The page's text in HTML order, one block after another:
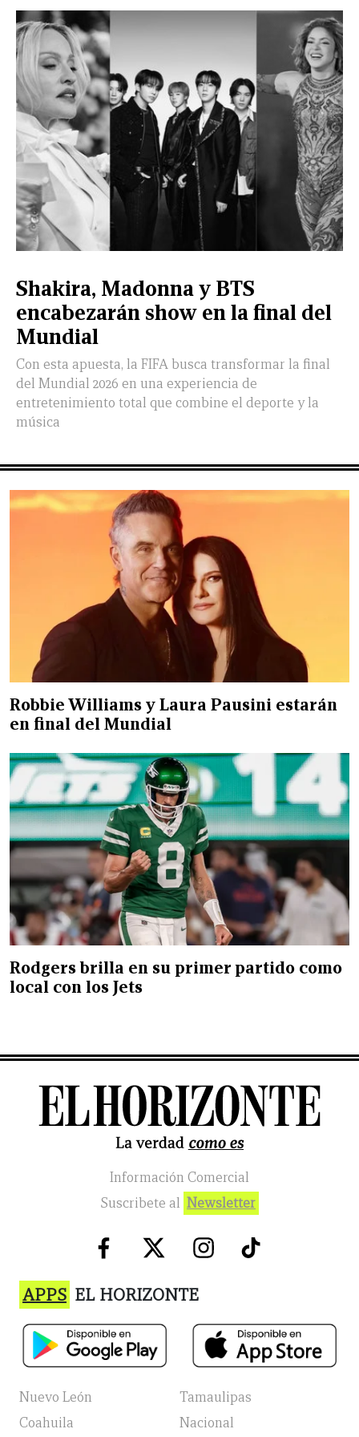
Shakira, Madonna y BTS
encabezarán show en la final del
Mundial
Con esta apuesta, la FIFA busca transformar la final
del Mundial 2026 en una experiencia de
entretenimiento total que combine el deporte y la
música
Robbie Williams y Laura Pausini estarán
en final del Mundial
Rodgers brilla en su primer partido como
local con los Jets
Información Comercial
Suscribete al Newsletter
APPS EL HORIZONTE
Nuevo León
Tamaulipas
Coahuila
Nacional